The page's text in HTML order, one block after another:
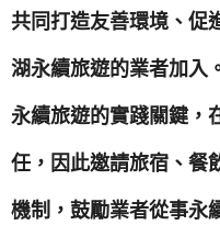
共同打造友善環境、促
湖永續旅遊的業者加入
永續旅遊的實踐關鍵，
任，因此邀請旅宿、餐
機制，鼓勵業者從事永